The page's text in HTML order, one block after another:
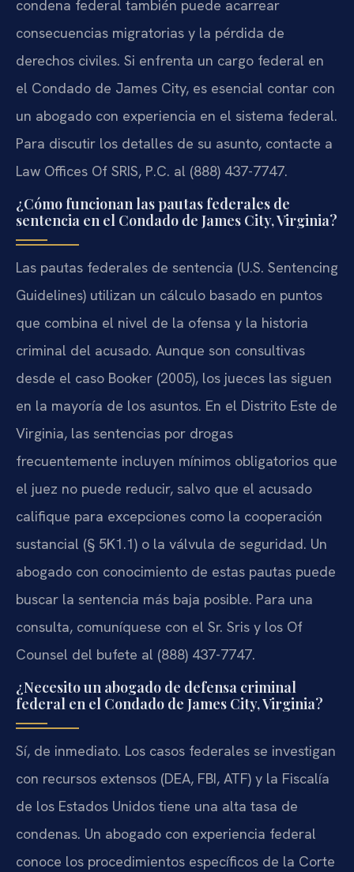
condena federal también puede acarrear
consecuencias migratorias y la pérdida de
derechos civiles. Si enfrenta un cargo federal en
el Condado de James City, es esencial contar con
un abogado con experiencia en el sistema federal.
Para discutir los detalles de su asunto, contacte a
Law Offices Of SRIS, P.C. al (888) 437-7747.
¿Cómo funcionan las pautas federales de
sentencia en el Condado de James City, Virginia?
Las pautas federales de sentencia (U.S. Sentencing
Guidelines) utilizan un cálculo basado en puntos
que combina el nivel de la ofensa y la historia
criminal del acusado. Aunque son consultivas
desde el caso Booker (2005), los jueces las siguen
en la mayoría de los asuntos. En el Distrito Este de
Virginia, las sentencias por drogas
frecuentemente incluyen mínimos obligatorios que
el juez no puede reducir, salvo que el acusado
califique para excepciones como la cooperación
sustancial (§ 5K1.1) o la válvula de seguridad. Un
abogado con conocimiento de estas pautas puede
buscar la sentencia más baja posible. Para una
consulta, comuníquese con el Sr. Sris y los Of
Counsel del bufete al (888) 437-7747.
¿Necesito un abogado de defensa criminal
federal en el Condado de James City, Virginia?
Sí, de inmediato. Los casos federales se investigan
con recursos extensos (DEA, FBI, ATF) y la Fiscalía
de los Estados Unidos tiene una alta tasa de
condenas. Un abogado con experiencia federal
conoce los procedimientos específicos de la Corte